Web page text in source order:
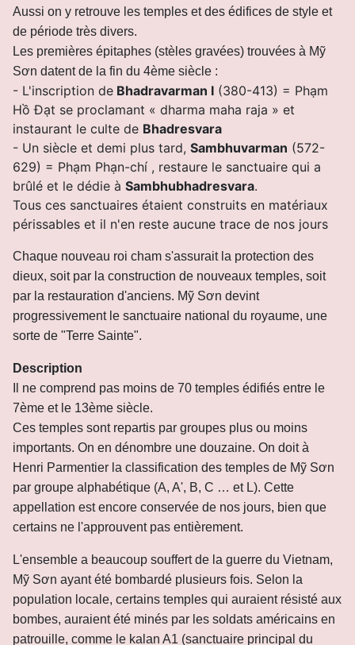
Aussi on y retrouve les temples et des édifices de style et
de période très divers.
Les premières épitaphes (stèles gravées) trouvées à Mỹ
Sơn datent de la fin du 4ème siècle :
- L'inscription de Bhadravarman I (380-413) = Phạm
Hồ Đạt se proclamant « dharma maha raja » et
instaurant le culte de Bhadresvara
- Un siècle et demi plus tard, Sambhuvarman (572-
629) = Phạm Phạn-chí , restaure le sanctuaire qui a
brûlé et le dédie à Sambhubhadresvara.
Tous ces sanctuaires étaient construits en matériaux
périssables et il n'en reste aucune trace de nos jours
Chaque nouveau roi cham s'assurait la protection des
dieux, soit par la construction de nouveaux temples, soit
par la restauration d'anciens. Mỹ Sơn devint
progressivement le sanctuaire national du royaume, une
sorte de "Terre Sainte".
Description
Il ne comprend pas moins de 70 temples édifiés entre le
7ème et le 13ème siècle.
Ces temples sont repartis par groupes plus ou moins
importants. On en dénombre une douzaine. On doit à
Henri Parmentier la classification des temples de Mỹ Sơn
par groupe alphabétique (A, A', B, C … et L). Cette
appellation est encore conservée de nos jours, bien que
certains ne l'approuvent pas entièrement.
L'ensemble a beaucoup souffert de la guerre du Vietnam,
Mỹ Sơn ayant été bombardé plusieurs fois. Selon la
population locale, certains temples qui auraient résisté aux
bombes, auraient été minés par les soldats américains en
patrouille, comme le kalan A1 (sanctuaire principal du